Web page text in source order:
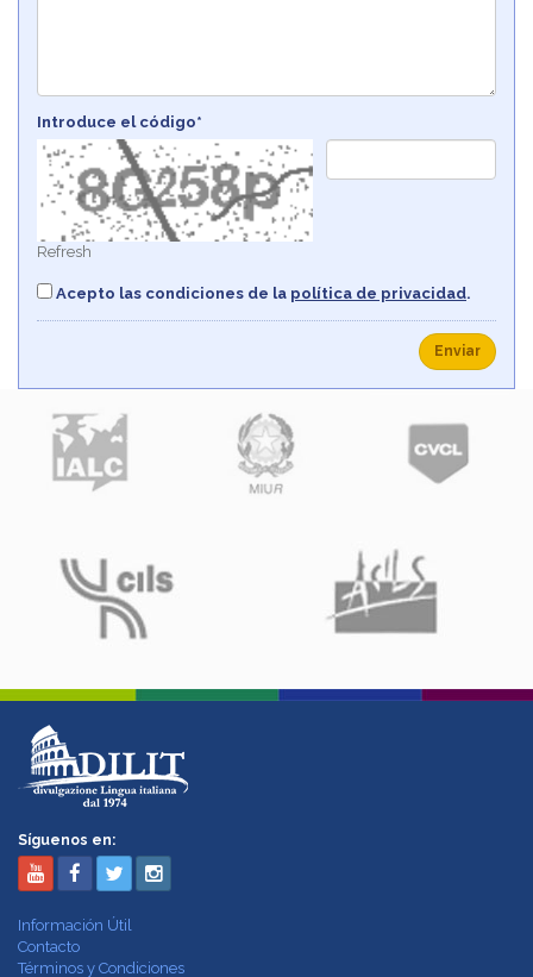
Introduce el código*
Refresh
Acepto las condiciones de la política de privacidad.
Enviar
Síguenos en:
Información Útil
Contacto
Términos y Condiciones